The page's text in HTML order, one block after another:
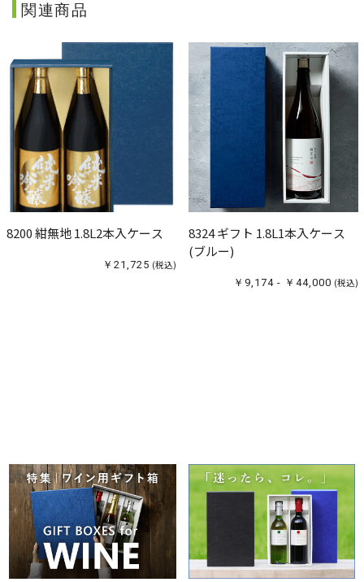
関連商品
8200 紺無地 1.8L2本入ケース
￥21,725 (税込)
8324 ギフト 1.8L1本入ケース
(ブルー)
￥9,174 - ￥44,000 (税込)